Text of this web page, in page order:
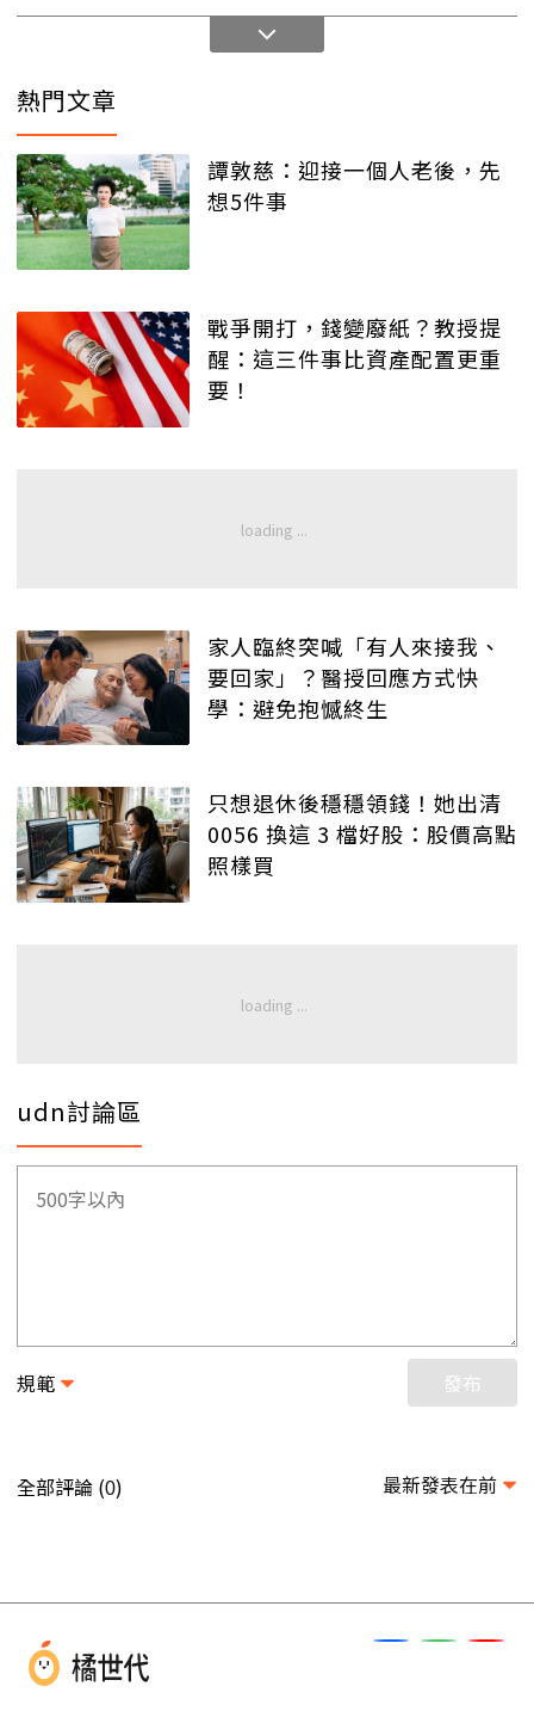
熱門文章
譚敦慈：迎接一個人老後，先
想5件事
戰爭開打，錢變廢紙？教授提
醒：這三件事比資產配置更重
要！
家人臨終突喊「有人來接我、
要回家」？醫授回應方式快
學：避免抱憾終生
只想退休後穩穩領錢！她出清
0056 換這 3 檔好股：股價高點
照樣買
udn討論區
規範 發布
全部評論 (0) 最新發表在前